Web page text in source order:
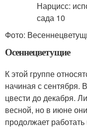
Фото:
Осеннецветущие
К этой группе
начиная с сентября.
цвести до декабря.
весной, но в июне
продолжает